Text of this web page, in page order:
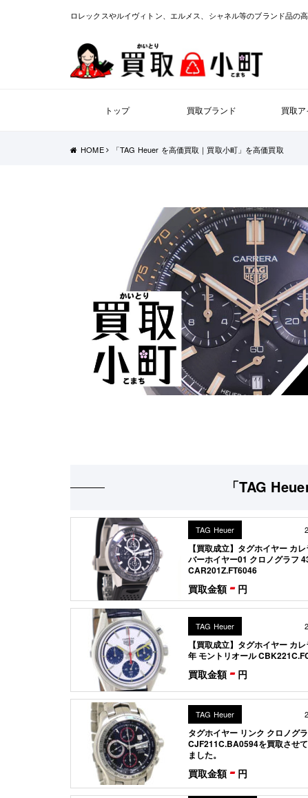
ロレックスやルイヴィトン、エルメス、シャネル等のブランド品の
トップ 買取ブランド 買取
HOME 「TAG Heuer を高価買取｜買取小町」を高価買取
「TAG
TAG Heuer
【買取成立】タグホイヤー カ
バーホイヤー01 クロノグラフ
CAR201Z.FT6046
買取金額- 円
TAG Heuer
【買取成立】タグホイヤー カ
年 モントリオール
買取金額- 円
TAG Heuer
タグホイヤー リンク クロノグ
CJF211C.BA0594を買取させ
ました。
買取金額- 円